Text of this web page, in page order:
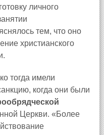
личного
тем, что оно
христианского
тогда имели
когда они были
Церкви. «Более